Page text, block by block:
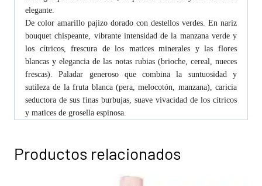
elegante.
De color amarillo pajizo dorado con destellos verdes. En nariz
bouquet chispeante, vibrante intensidad de la manzana verde y
los cítricos, frescura de los matices minerales y las flores
blancas y elegancia de las notas rubias (brioche, cereal, nueces
frescas). Paladar generoso que combina la suntuosidad y
sutileza de la fruta blanca (pera, melocotón, manzana), caricia
seductora de sus finas burbujas, suave vivacidad de los cítricos
y matices de grosella espinosa.
Productos relacionados